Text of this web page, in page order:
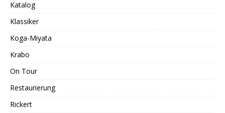
Katalog
Klassiker
Koga-Miyata
Krabo
On Tour
Restaurierung
Rickert